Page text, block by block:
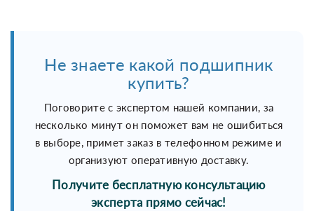
Не знаете какой подшипник
купить?
Поговорите с экспертом нашей компании, за
несколько минут он поможет вам не ошибиться
в выборе, примет заказ в телефонном режиме и
организуют оперативную доставку.
Получите бесплатную консультацию
эксперта прямо сейчас!